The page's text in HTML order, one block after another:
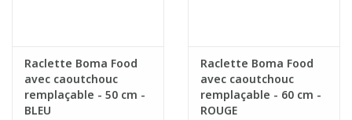
Raclette Boma Food
avec caoutchouc
remplaçable - 50 cm -
BLEU
Raclette Boma Food
avec caoutchouc
remplaçable - 60 cm -
ROUGE